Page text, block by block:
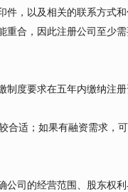
，以及相关的联系方式和
合，因此注册公司至少需
制度要求在五年内缴纳注
适；如果有融资需求，
司的经营范围、股东权利